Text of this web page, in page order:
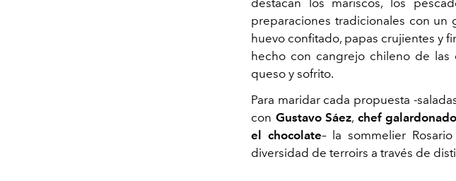
destacan los mariscos, los
preparaciones tradicionales con
huevo confitado, papas crujientes y
hecho con cangrejo chileno de las
queso y sofrito.
Para maridar cada propuesta -
con Gustavo Sáez, chef
el chocolate– lasommelier
diversidad de terroirs a través de